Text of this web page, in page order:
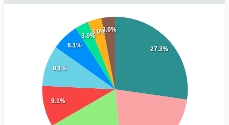
27.3%
9.1%
9.1%
6.1%
3.0%
3.0%3.0%